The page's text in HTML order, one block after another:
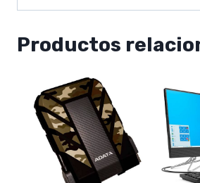
Productos